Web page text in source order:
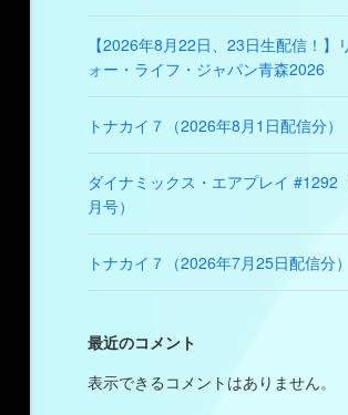
【2026年8月22日、23日生配信！】
ォー・ライフ・ジャパン青森2026
トナカイ７（2026年8月1日配信分）
ダイナミックス・エアプレイ #1292
月号）
トナカイ７（2026年7月25日配信分）
最近のコメント
表示できるコメントはありません。